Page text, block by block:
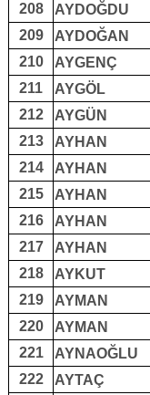
208 AYDOĞDU
209
AYDOĞAN
210
AYGENÇ
211
AYGÖL
212
AYGÜN
213
AYHAN
214
AYHAN
215
AYHAN
216
AYHAN
217
AYHAN
218
AYKUT
219
AYMAN
220
AYMAN
221
AYNAOĞLU
222
AYTAÇ